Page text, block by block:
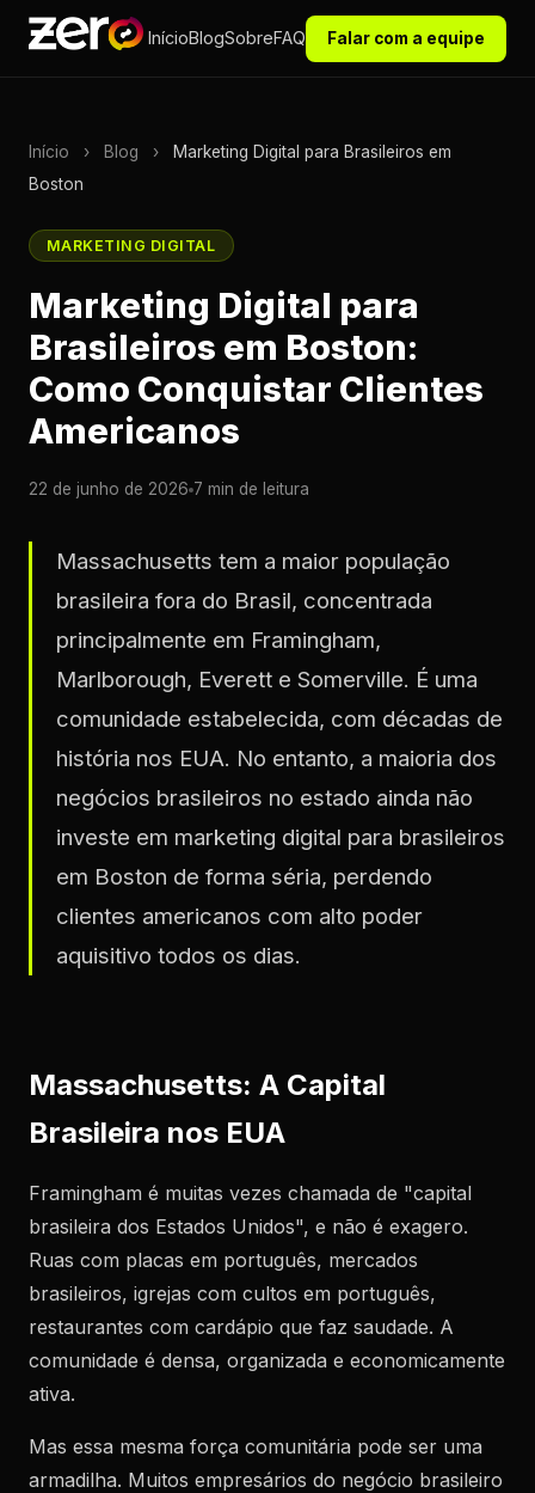
InícioBlogSobreFAQ Falar com a equipe
Início › Blog ›
Marketing Digital para Brasileiros em
Boston
MARKETING DIGITAL
Marketing Digital para
Brasileiros em Boston:
Como Conquistar Clientes
Americanos
22 de junho de 2026 7 min de leitura
Massachusetts tem a maior população
brasileira fora do Brasil, concentrada
principalmente em Framingham,
Marlborough, Everett e Somerville. É uma
comunidade estabelecida, com décadas de
história nos EUA. No entanto, a maioria dos
negócios brasileiros no estado ainda não
investe em marketing digital para brasileiros
em Boston de forma séria, perdendo
clientes americanos com alto poder
aquisitivo todos os dias.
Massachusetts: A Capital
Brasileira nos EUA
Framingham é muitas vezes chamada de "capital
brasileira dos Estados Unidos", e não é exagero.
Ruas com placas em português, mercados
brasileiros, igrejas com cultos em português,
restaurantes com cardápio que faz saudade. A
comunidade é densa, organizada e economicamente
ativa.
Mas essa mesma força comunitária pode ser uma
armadilha. Muitos empresários do negócio brasileiro